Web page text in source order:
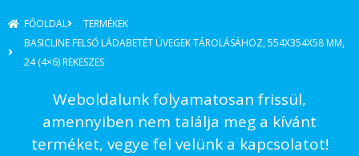
FŐOLDAL
TERMÉKEK
BASICLINE FELSŐ LÁDABETÉT ÜVEGEK TÁROLÁSÁHOZ, 554X354X58 MM,
24 (4×6) REKESZES
Weboldalunk folyamatosan frissül,
amennyiben nem találja meg a kívánt
terméket, vegye fel velünk a kapcsolatot!